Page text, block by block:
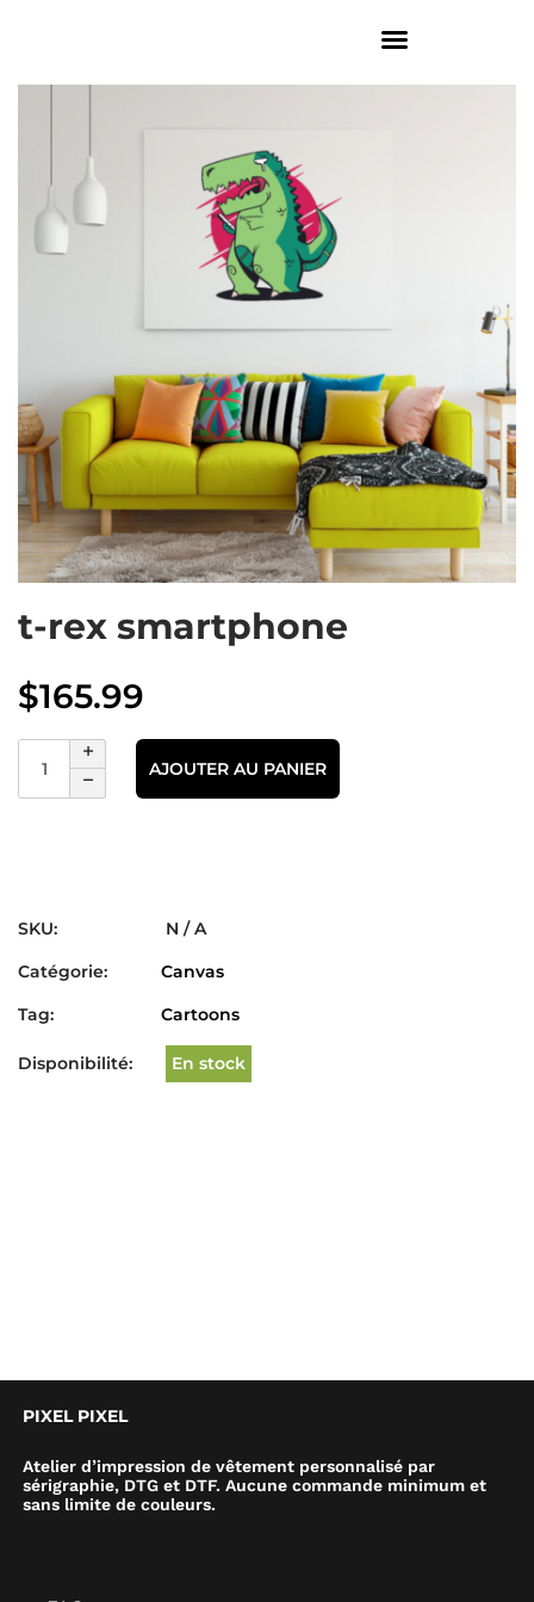
t-rex smartphone
$165.99
AJOUTER AU PANIER
SKU:
N / A
Catégorie:
Canvas
Tag:
Cartoons
Disponibilité: En stock
PIXEL PIXEL
Atelier d’impression de vêtement personnalisé par
sérigraphie, DTG et DTF. Aucune commande minimum et
sans limite de couleurs.